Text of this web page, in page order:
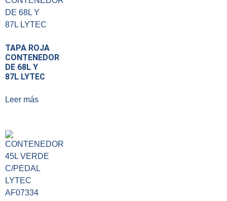
TAPA ROJA
CONTENEDOR
DE 68L Y
87L LYTEC
Leer más